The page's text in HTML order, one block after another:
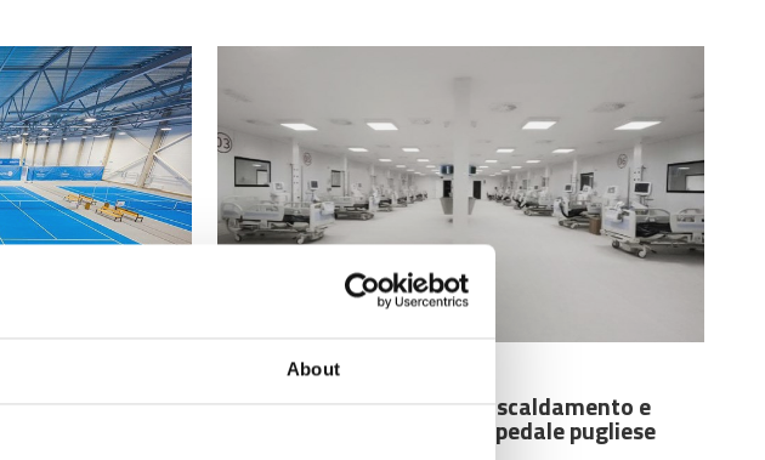
About
ha installato
04/04/2022
SteelPRES per impianti riscaldamento e
raffrescamento in un Ospedale pugliese